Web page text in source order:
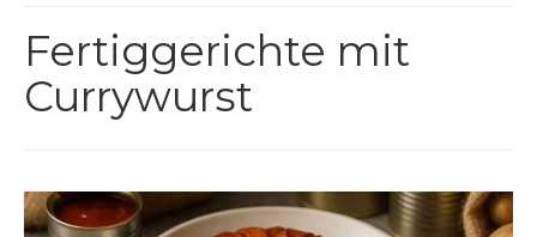
Fertiggerichte
Kartoffeln
Fertiggerichte mit
Currywurst